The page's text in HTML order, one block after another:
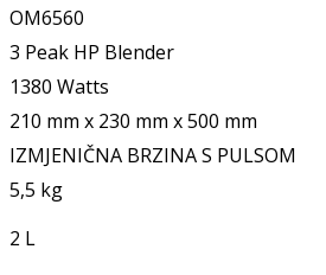
OM6560
3 Peak HP Blender
1380 Watts
210 mm x 230 mm x 500 mm
IZMJENIČNA BRZINA S PULSOM
5,5 kg
2 L